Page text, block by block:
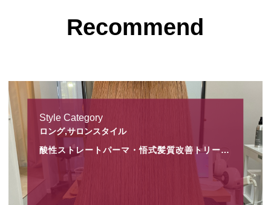
Recommend
Style Category
ロング,サロンスタイル
酸性ストレートパーマ・悟式髪質改善トリートメント